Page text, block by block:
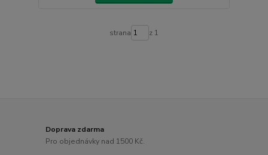
strana z 1
Doprava zdarma
Pro objednávky nad 1500 Kč.